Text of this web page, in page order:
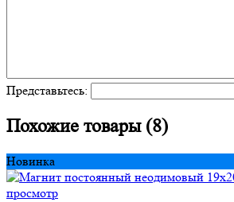
Представьтесь:
Похожие товары (8)
Новинка
просмотр